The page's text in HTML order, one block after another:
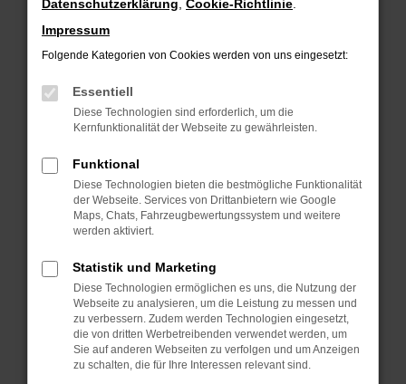
Laden andere Webseiten, zum Beispiel deine
Suchmaschine?
Prüfe deine Browsererweiterungen.
das Laden bestimmter Seiten verhindern.
Funktioniert die Seite in einem anderen Browser
oder in einem privaten Fenster?
Das kann manchmal helfen, vorübergehende
Probleme zu beheben.
Stelle sicher, dass dein Browser und dein
Betriebssystem auf dem neuesten Stand sind.
Sicherheitsrisiko, sondern kann auch dazu führen,
dass bestimmte Funktionen nicht mehr
unterstützt werden.
Wende dich an den Webseitenbetreiber.
Wenn du alle oben genannten Schritte versucht
hast, kontaktiere uns bitte. Wir werden versuchen,
Datenschutzerklärung Cookie-Richtlinie
Impressum
Folgende Kategorien von Cookies werden von uns eingesetzt:
Essentiell
Diese Technologien sind erforderlich, um die
Kernfunktionalität der Webseite zu gewährleisten.
Funktional
Diese Technologien bieten die bestmögliche Funktionalität
der Webseite. Services von Drittanbietern wie Google
Maps, Chats, Fahrzeugbewertungssystem und weitere
werden aktiviert.
Statistik und Marketing
Diese Technologien ermöglichen es uns, die Nutzung der
Webseite zu analysieren, um die Leistung zu messen und
zu verbessern. Zudem werden Technologien eingesetzt,
die von dritten Werbetreibenden verwendet werden, um
Sie auf anderen Webseiten zu verfolgen und um Anzeigen
zu schalten, die für Ihre Interessen relevant sind.